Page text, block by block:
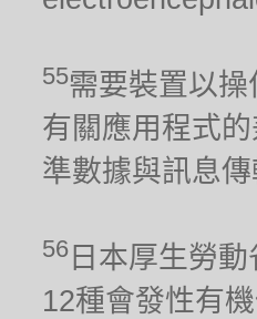
55需要裝置以
有關應用程式
準數據與訊息傳
56 日本厚生勞
12種會發性有